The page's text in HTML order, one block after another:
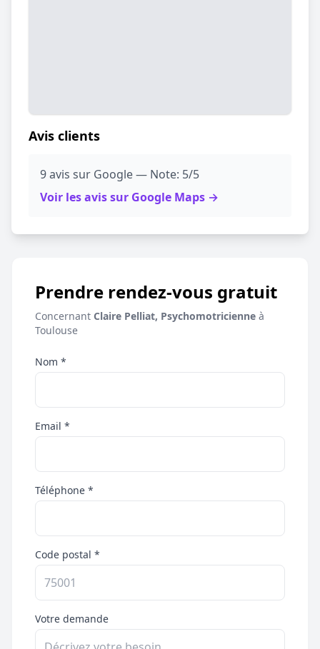
Avis clients
9 avis sur Google — Note: 5/5
Voir les avis sur Google Maps →
Prendre rendez-vous gratuit
Concernant Claire Pelliat, Psychomotricienne à
Toulouse
Nom *
Email *
Téléphone *
Code postal *
Votre demande